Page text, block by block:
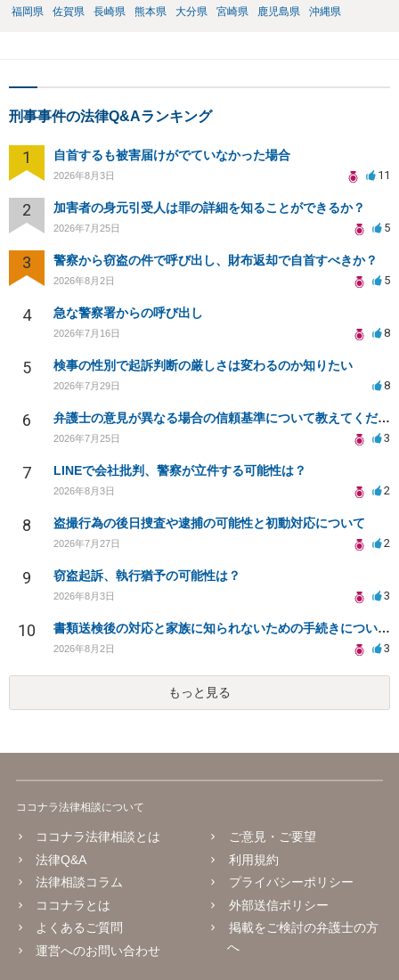
福岡県
佐賀県 長崎県 熊本県 大分県 宮崎県 鹿児島県 沖縄県
刑事事件の法律Q&Aランキング
1 自首するも被害届けがでていなかった場合
2026年8月3日 11
2 加害者の身元引受人は罪の詳細を知ることができるか？
2026年7月25日 5
3 警察から窃盗の件で呼び出し、財布返却で自首すべきか？
2026年8月2日 5
4 急な警察署からの呼び出し
2026年7月16日 8
5 検事の性別で起訴判断の厳しさは変わるのか知りたい
2026年7月29日 8
6 弁護士の意見が異なる場合の信頼基準について教えてください
2026年7月25日 3
7 LINEで会社批判、警察が立件する可能性は？
2026年8月3日 2
8 盗撮行為の後日捜査や逮捕の可能性と初動対応について
2026年7月27日 2
9 窃盗起訴、執行猶予の可能性は？
2026年8月3日 3
10 書類送検後の対応と家族に知られないための手続きについて相談
2026年8月2日 3
もっと見る
ココナラ法律相談について
ココナラ法律相談とは
法律Q&A
法律相談コラム
ココナラとは
よくあるご質問
運営へのお問い合わせ
ご意見・ご要望
利用規約
プライバシーポリシー
外部送信ポリシー
掲載をご検討の弁護士の方
へ